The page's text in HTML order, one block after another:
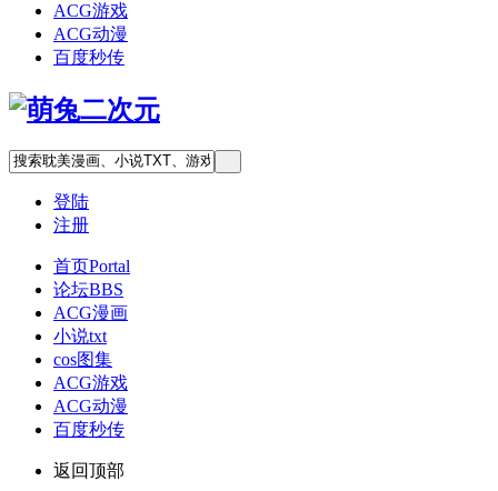
ACG游戏
ACG动漫
百度秒传
登陆
注册
首页Portal
论坛BBS
ACG漫画
小说txt
cos图集
ACG游戏
ACG动漫
百度秒传
返回顶部